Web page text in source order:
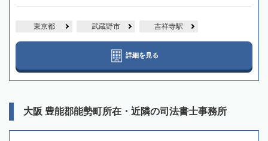
東京都 武蔵野市 吉祥寺駅
詳細を見る
大阪 豊能郡能勢町所在・近隣の司法書士事務所